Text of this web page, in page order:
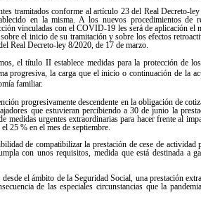
tramitados conforme al artículo 23 del Real Decreto-
en la misma. A los nuevos procedimientos de
vinculadas con el COVID-19 les será de aplicación el
el inicio de su tramitación y sobre los efectos
Real Decreto-ley 8/2020, de 17 de marzo.
el título II establece medidas para la protección de
progresiva, la carga que el inicio o continuación de la
familiar.
progresivamente descendente en la obligación de
que estuvieran percibiendo a 30 de junio la
medidas urgentes extraordinarias para hacer frente al
25 % en el mes de septiembre.
de compatibilizar la prestación de cese de
con unos requisitos, medida que está destinada a
el ámbito de la Seguridad Social, una prestación
de las especiales circunstancias que la